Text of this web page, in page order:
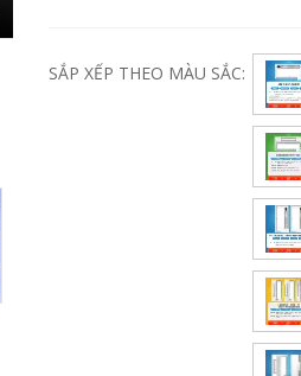
trí
bàn
Midea
AA
sinh
trung
SẮP XẾP THEO MÀU SẮC: